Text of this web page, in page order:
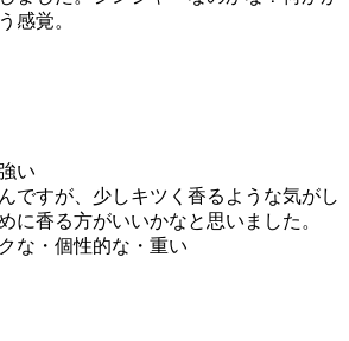
感覚。
い
ですが、少しキツく香るような気がし
に香る方がいいかなと思いました。
な・個性的な・重い